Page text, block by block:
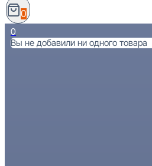
0
0
Вы не добавили ни одного товара